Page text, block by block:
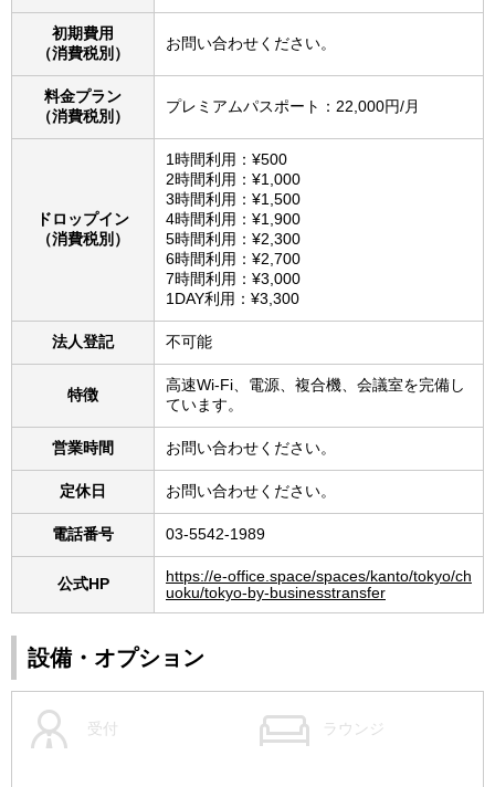
初期費用
（消費税別）
お問い合わせください。
料金プラン
（消費税別）
プレミアムパスポート：22,000円/月
ドロップイン
（消費税別）
1時間利用：¥500
2時間利用：¥1,000
3時間利用：¥1,500
4時間利用：¥1,900
5時間利用：¥2,300
6時間利用：¥2,700
7時間利用：¥3,000
1DAY利用：¥3,300
法人登記 不可能
特徴
高速Wi-Fi、電源、複合機、会議室を完備し
ています。
営業時間 お問い合わせください。
定休日 お問い合わせください。
電話番号 03-5542-1989
公式HP
https://e-office.space/spaces/kanto/tokyo/ch
uoku/tokyo-by-businesstransfer
設備・オプション
受付 ラウンジ